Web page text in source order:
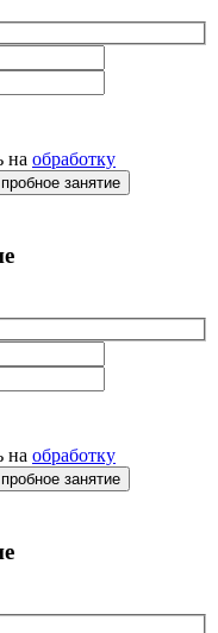
на обработку
занятие
на обработку
занятие